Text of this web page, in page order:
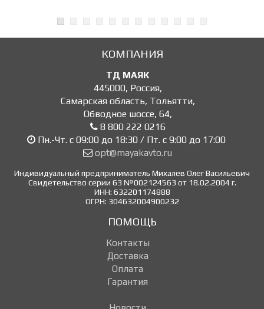
КОМПАНИЯ
ТД МАЯК
445000, Россия,
Самарская область, Тольятти,
Обводное шоссе, 64,
8 800 222 0216
Пн.-Чт. с 09:00 до 18:30 / Пт. с 9:00 до 17:00
opt@mayakavto.ru
Индивидуальный предприниматель Михалев Олег Васильевич
Свидетельство серии 63 №002124563 от 18.02.2004 г.
ИНН: 632201174888
ОГРН: 304632004900232
ПОМОЩЬ
Контакты
Доставка
Оплата
Гарантия